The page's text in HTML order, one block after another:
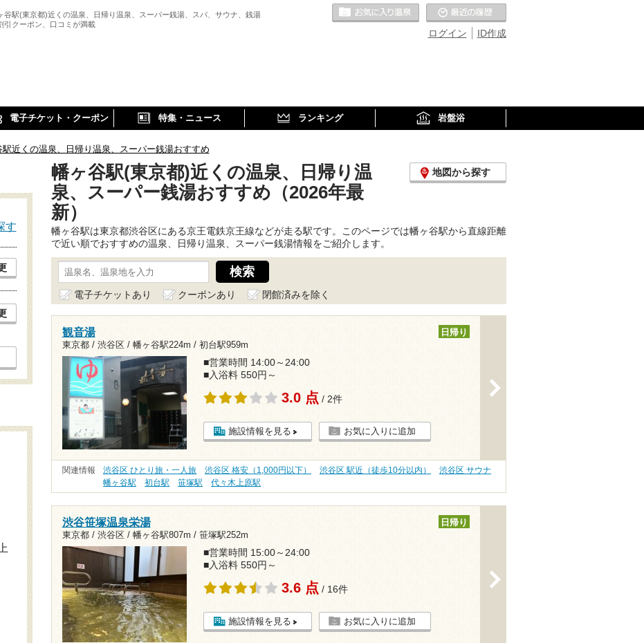
谷駅(東京都)近くの温泉、日帰り温泉、スーパー銭湯、スパ、サウナ、銭湯
引クーポン、口コミが満載
ID作成
ログイン
お気に入りの温泉
電子チケット・クーポン 特集・ニュース ランキング 岩盤浴
駅近くの温泉、日帰り温泉、スーパー銭湯おすすめ
幡ヶ谷駅(東京都)近くの温泉、日帰り温
泉、スーパー銭湯おすすめ（2026年最
新）
地図から探す
幡ヶ谷駅は東京都渋谷区にある京王電鉄京王線などが走る駅です。このページでは幡ヶ谷駅から直線距離
で近い順でおすすめの温泉、日帰り温泉、スーパー銭湯情報をご紹介します。
電子チケットあり クーポンあり 閉館済みを除く
観音湯
東京都 / 渋谷区 / 幡ヶ谷駅224m / 初台駅959m
日帰り
■営業時間 14:00～24:00
■入浴料 550円～
3.0 点 / 2件
施設情報を見る お気に入りに追加
関連情報 渋谷区 ひとり旅・一人旅 渋谷区 格安（1,000円以下） 渋谷区 駅近（徒歩10分以内）
渋谷区 サウナ
幡ヶ谷駅
初台駅 笹塚駅 代々木上原駅
渋谷笹塚温泉栄湯
東京都 / 渋谷区 / 幡ヶ谷駅807m / 笹塚駅252m
日帰り
■営業時間 15:00～24:00
■入浴料 550円～
3.6 点 / 16件
施設情報を見る お気に入りに追加
す